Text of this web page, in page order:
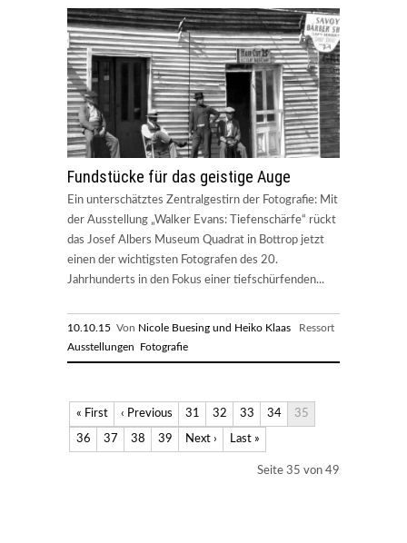
Fundstücke für das geistige Auge
Ein unterschätztes Zentralgestirn der Fotografie: Mit
der Ausstellung „Walker Evans: Tiefenschärfe“ rückt
das Josef Albers Museum Quadrat in Bottrop jetzt
einen der wichtigsten Fotografen des 20.
Jahrhunderts in den Fokus einer tiefschürfenden...
10.10.15 Von Nicole Buesing und Heiko Klaas Ressort
Ausstellungen
Fotografie
« First ‹ Previous 31 32 33 34 35
36 37 38 39 Next › Last »
Seite 35 von 49